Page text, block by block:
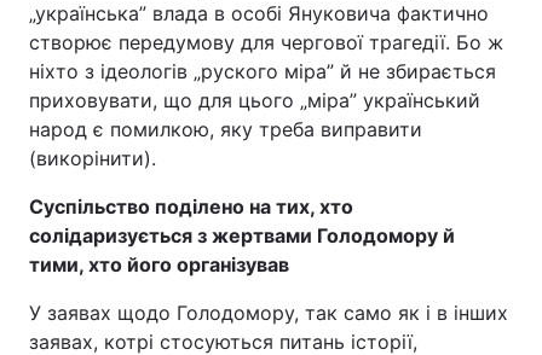
„українська” влада в особі Януковича фактично
створює передумову для чергової трагедії. Бо ж
ніхто з ідеологів „руского міра” й не збирається
приховувати, що для цього „міра” український
народ є помилкою, яку треба виправити
(викорінити).
Суспільство поділено на тих, хто
солідаризується з жертвами Голодомору й
тими, хто його організував
У заявах щодо Голодомору, так само як і в інших
заявах, котрі стосуються питань історії,